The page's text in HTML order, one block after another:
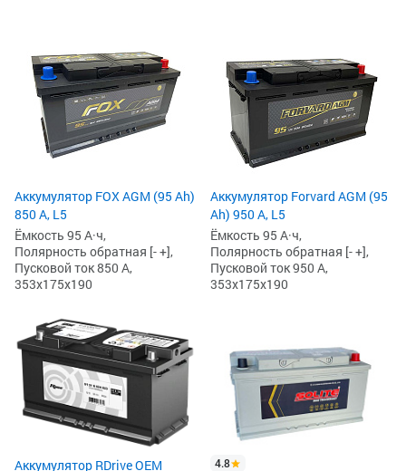
Аккумулятор FOX AGM (95 Ah)
850 А, L5
Ёмкость 95 А·ч,
Полярность обратная [- +],
Пусковой ток 850 А,
353x175x190
Аккумулятор Forvard AGM (95
Ah) 950 А, L5
Ёмкость 95 А·ч,
Полярность обратная [- +],
Пусковой ток 950 А,
353x175x190
Аккумулятор RDrive OEM
4.8